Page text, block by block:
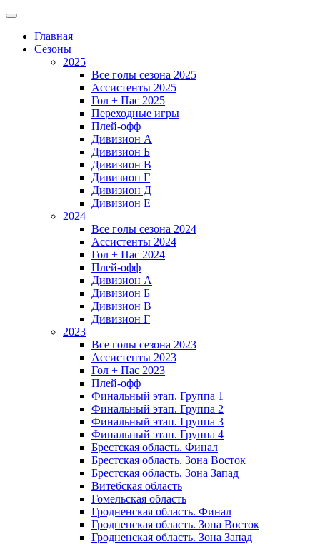
Главная
Сезоны
2025
Все голы сезона 2025
Ассистенты 2025
Гол + Пас 2025
Переходные игры
Плей-офф
Дивизион A
Дивизион Б
Дивизион В
Дивизион Г
Дивизион Д
Дивизион Е
2024
Все голы сезона 2024
Ассистенты 2024
Гол + Пас 2024
Плей-офф
Дивизион A
Дивизион Б
Дивизион В
Дивизион Г
2023
Все голы сезона 2023
Ассистенты 2023
Гол + Пас 2023
Плей-офф
Финальный этап. Группа 1
Финальный этап. Группа 2
Финальный этап. Группа 3
Финальный этап. Группа 4
Брестская область. Финал
Брестская область. Зона Восток
Брестская область. Зона Запад
Витебская область
Гомельская область
Гродненская область. Финал
Гродненская область. Зона Восток
Гродненская область. Зона Запад